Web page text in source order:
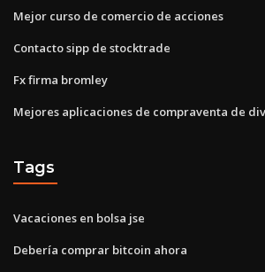
Mejor curso de comercio de acciones
Contacto sipp de stocktrade
Fx firma bromley
Mejores aplicaciones de compraventa de
Tags
Vacaciones en bolsa jse
Debería comprar bitcoin ahora